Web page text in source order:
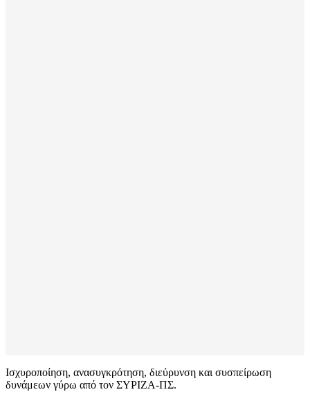
Ισχυροποίηση, ανασυγκρότηση, διεύρυνση και συσπείρωση
δυνάμεων γύρω από τον ΣΥΡΙΖΑ-ΠΣ.